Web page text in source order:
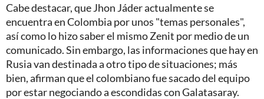
Cabe destacar, que Jhon Jáder actualmente se
encuentra en Colombia por unos "temas personales",
así como lo hizo saber el mismo Zenit por medio de un
comunicado. Sin embargo, las informaciones que hay en
Rusia van destinada a otro tipo de situaciones; más
bien, afirman que el colombiano fue sacado del equipo
por estar negociando a escondidas con Galatasaray.